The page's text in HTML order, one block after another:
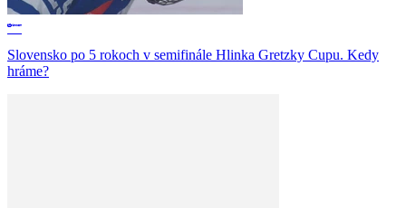
Slovensko po 5 rokoch v semifinále Hlinka Gretzky Cupu. Kedy
hráme?